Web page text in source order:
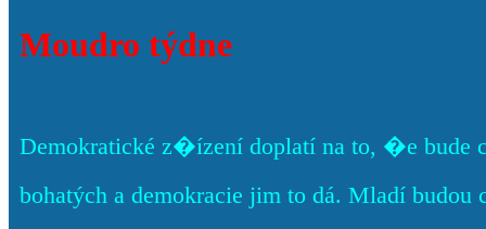
Moudro týdne
Demokratické z�ízení doplatí na to, �e
bohatých a demokracie jim to dá. Mladí